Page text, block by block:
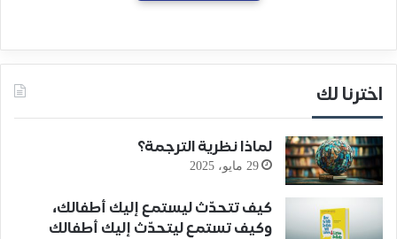
اخترنا لك
لماذا نظرية الترجمة؟
29 مايو، 2025
كيف تتحدّث ليستمع إليك أطفالك،
وكيف تستمع ليتحدّث إليك أطفالك